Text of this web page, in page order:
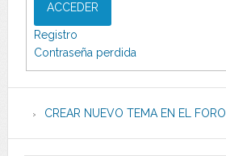
ACCEDER
Registro
Contraseña perdida
CREAR NUEVO TEMA EN EL FORO